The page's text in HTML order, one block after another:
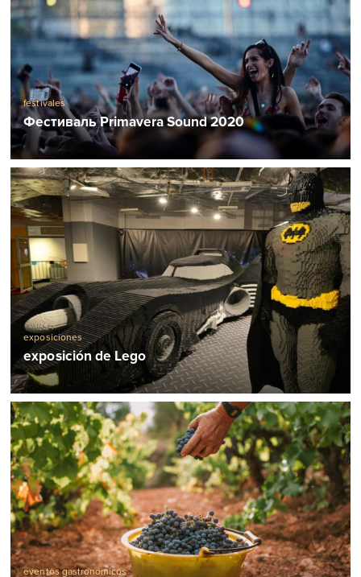
festivales
Фестиваль Primavera Sound 2020
exposiciones
exposición de Lego
eventos gastronómicos